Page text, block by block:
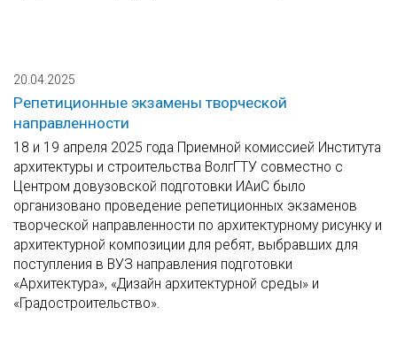
20.04.2025
Репетиционные экзамены творческой
направленности
18 и 19 апреля 2025 года Приемной комиссией Института
архитектуры и строительства ВолгГТУ совместно с
Центром довузовской подготовки ИАиС было
организовано проведение репетиционных экзаменов
творческой направленности по архитектурному рисунку и
архитектурной композиции для ребят, выбравших для
поступления в ВУЗ направления подготовки
«Архитектура», «Дизайн архитектурной среды» и
«Градостроительство».